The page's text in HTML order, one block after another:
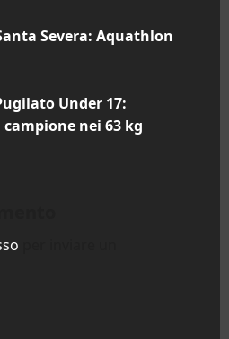
Severa: Aquathlon
Under 17:
nei 63 kg